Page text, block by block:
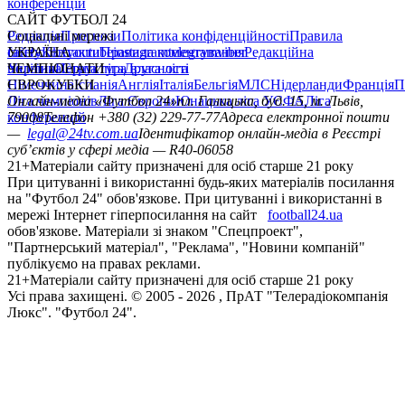
конференцій
САЙТ ФУТБОЛ 24
РедакціяПрогнозиПолітика конфіденційностіПравила
сайтуКонтактиПравила коментуванняРедакційна
політикаСтруктура власності
Соціальні мережі
facebookxyoutubeinstagramtelegramviber
УКРАЇНА
УкраїнаПерша лігаДруга ліга
ЧЕМПІОНАТИ
НімеччинаІспаніяАнгліяІталіяБельгіяМЛСНідерландиФранція
ЄВРОКУБКИ
Ліга чемпіонівЛіга ЄвропиЮнацька ліга УЄФАЛіга
конференцій
Онлайн-медіа «Футбол 24»пл. Галицька, буд. 15, м. Львів,
79008Телефон +380 (32) 229-77-77Адреса електронної пошти
— legal@24tv.com.uaІдентифікатор онлайн-медіа в Реєстрі
суб’єктів у сфері медіа — R40-06058
21+Матеріали сайту призначені для осіб старше 21 року
При цитуванні і використанні будь-яких матеріалів посилання
на "Футбол 24" обов'язкове. При цитуванні і використанні в
мережі Інтернет гіперпосилання на сайт
football24.ua
обов'язкове. Матеріали зі знаком "Спецпроект",
"Партнерський матеріал", "Реклама", "Новини компаній"
публікуємо на правах реклами.
21+Матеріали сайту призначені для осіб старше 21 року
Усi права захищенi. © 2005 - 2026 , ПрАТ "Телерадіокомпанія
Люкс". "Футбол 24".